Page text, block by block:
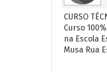
CURSO
Curso
na Escola
Musa Rua